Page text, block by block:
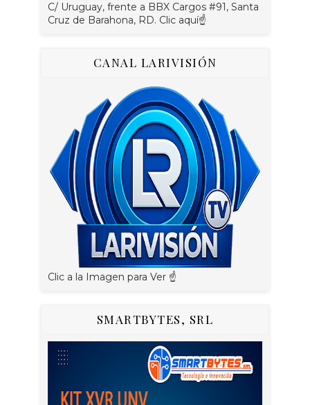
C/ Uruguay, frente a BBX Cargos #91, Santa
Cruz de Barahona, RD. Clic aquí☝
CANAL LARIVISIÓN
Clic a la Imagen para Ver ☝️
SMARTBYTES, SRL